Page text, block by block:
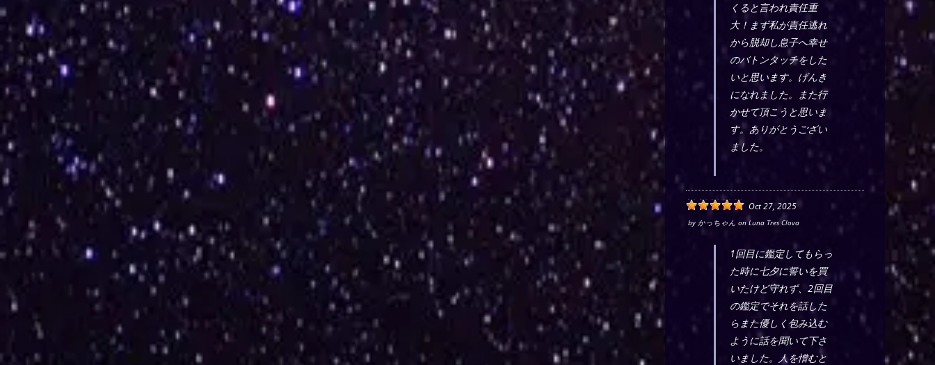
くると言われ責任重
大！まず私が責任逃れ
から脱却し息子へ幸せ
のバトンタッチをした
いと思います。げんき
になれました。また行
かせて頂こうと思いま
す。ありがとうござい
ました。
Oct 27, 2025
by かっちゃん onLuna Tres Clova
1回目に鑑定してもらっ
た時に七夕に誓いを買
いたけど守れず、2回目
の鑑定でそれを話した
らまた優しく包み込む
ように話を聞いて下さ
いました。人を憎むと